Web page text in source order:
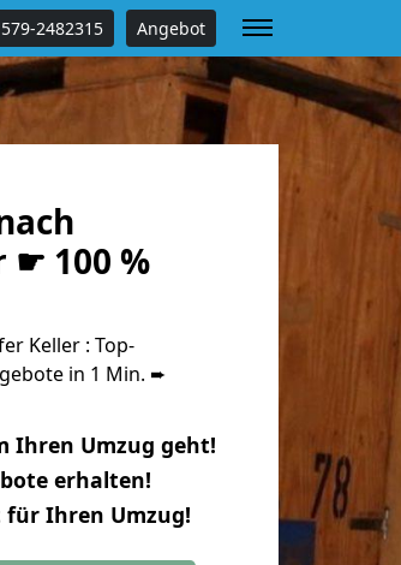
2482315 Angebot
☛ 100 %
Keller : Top-
in 1 Min. ➨
Ihren Umzug geht!
erhalten!
für Ihren Umzug!